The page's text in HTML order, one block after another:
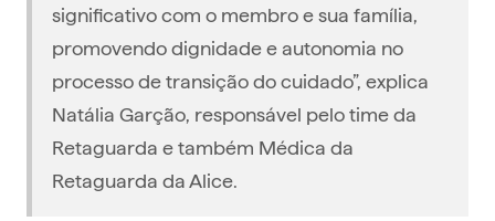
significativo com o membro e sua família,
promovendo dignidade e autonomia no
processo de transição do cuidado”, explica
Natália Garção, responsável pelo time da
Retaguarda e também Médica da
Retaguarda da Alice.